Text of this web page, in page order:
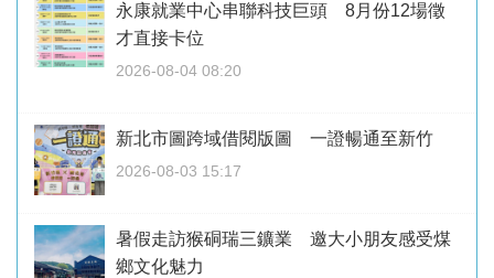
永康就業中心串聯科技巨頭 8月份12場徵
才直接卡位
2026-08-04 08:20
新北市圖跨域借閱版圖 一證暢通至新竹
2026-08-03 15:17
暑假走訪猴硐瑞三鑛業 邀大小朋友感受煤
鄉文化魅力